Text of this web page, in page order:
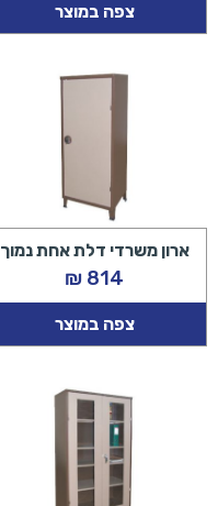
צפה במוצר
ארון משרדי דלת אחת נמוך
814
₪
צפה במוצר